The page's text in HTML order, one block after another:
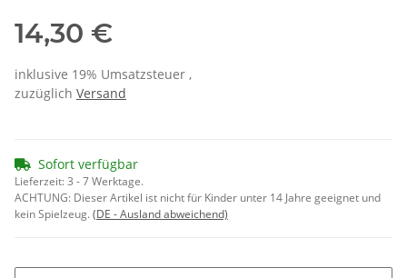
14,30 €
inklusive 19% Umsatzsteuer ,
zuzüglich Versand
Sofort verfügbar
Lieferzeit:3 - 7 Werktage.
ACHTUNG: Dieser Artikel ist nicht für Kinder unter 14 Jahre geeignet und
kein Spielzeug.(DE - Ausland abweichend)